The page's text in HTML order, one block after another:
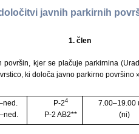
javnih parkirnih
1. člen
kjer se plačuje parkirnina
ki določa javno parkirno
P-24
P-2 AB2**
7.00–19.00
(ni)